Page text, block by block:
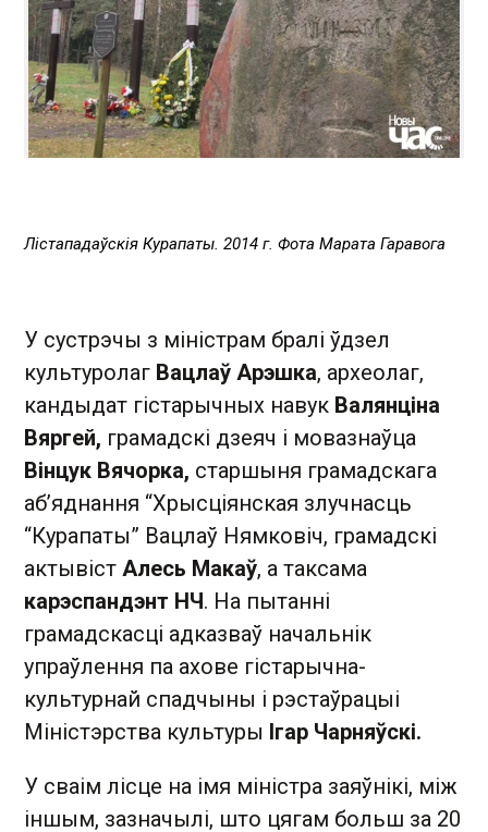
Лістападаўскія Курапаты. 2014 г. Фота Марата Гаравога
У сустрэчы з міністрам бралі ўдзел
культуролаг Вацлаў Арэшка, археолаг,
кандыдат гістарычных навук Валянціна
Вяргей, грамадскі дзеяч і мовазнаўца
Вінцук Вячорка, старшыня грамадскага
аб’яднання “Хрысціянская злучнасць
“Курапаты” Вацлаў Нямковіч, грамадскі
актывіст Алесь Макаў, а таксама
карэспандэнт НЧ. На пытанні
грамадскасці адказваў начальнік
упраўлення па ахове гістарычна-
культурнай спадчыны і рэстаўрацыі
Міністэрства культуры Ігар Чарняўскі.
У сваім лісце на імя міністра заяўнікі, між
іншым, зазначылі, што цягам больш за 20